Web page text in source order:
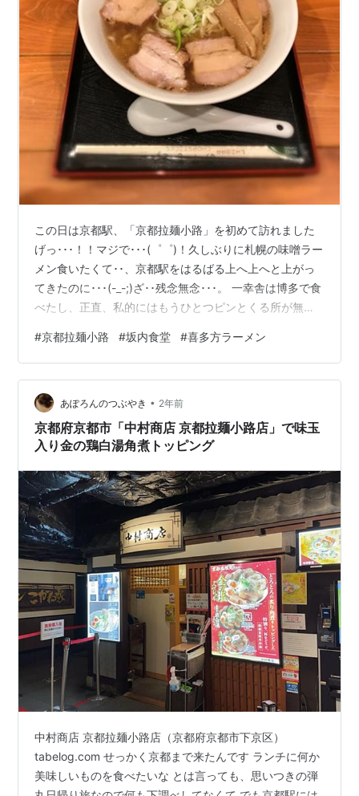
この日は京都駅、「京都拉麺小路」を初めて訪れました
げっ･･･！！マジで･･･(゜゜)！久しぶりに札幌の味噌ラー
メン食いたくて･･、京都駅をはるばる上へ上へと上がっ
てきたのに･･･(-_-;)ざ･･残念無念･･･。 一幸舎は博多で食
べたし、正直、私的にはもうひとつピンとくる所が無く
メンにすっか･･。 カウンターに着いて着丼を待ちます。
目の前のパネルには、「坂内食堂」さんの本店？の様子
がデカデカと。へえ～、凄い人気店なんですねー(^^) お
またせしましたー！はい、来たよ来ましたよ、シンプル
に、「喜多方ラーメン」680円。 これね(^^)こ…
#京都拉麺小路 #坂内食堂 #喜多方ラーメン
あぽろんのつぶやき • 2年前
京都府京都市「中村商店 京都拉麺小路店」で味玉
入り金の鶏白湯角煮トッピング
中村商店 京都拉麺小路店（京都府京都市下京区）
tabelog.com せっかく京都まで来たんです ランチに何か
美味しいものを食べたいな とは言っても、思いつきの弾